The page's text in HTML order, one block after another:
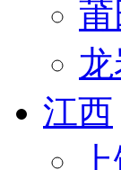
江西